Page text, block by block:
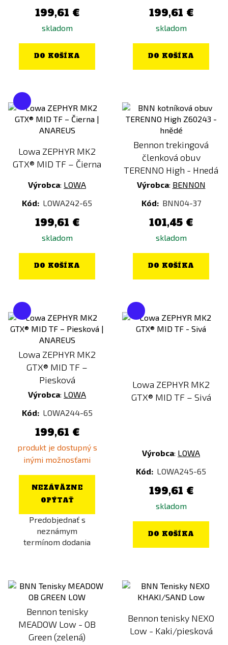
199,61 €
skladom
DO KOŠÍKA
199,61 €
skladom
DO KOŠÍKA
Lowa ZEPHYR MK2
GTX® MID TF – Čierna
Výrobca: LOWA
Kód: LOWA242-65
199,61 €
skladom
DO KOŠÍKA
Bennon trekingová
členková obuv
TERENNO High - Hnedá
Výrobca: BENNON
Kód: BNN04-37
101,45 €
skladom
DO KOŠÍKA
Lowa ZEPHYR MK2
GTX® MID TF –
Piesková
Výrobca: LOWA
Kód: LOWA244-65
199,61 €
produkt je dostupný s
inými možnosťami
NEZÁVÄZNE
OPÝTAŤ
Predobjednať s
neznámym
termínom dodania
Lowa ZEPHYR MK2
GTX® MID TF – Sivá
Výrobca: LOWA
Kód: LOWA245-65
199,61 €
skladom
DO KOŠÍKA
Bennon tenisky
MEADOW Low - OB
Green (zelená)
Bennon tenisky NEXO
Low - Kaki/piesková